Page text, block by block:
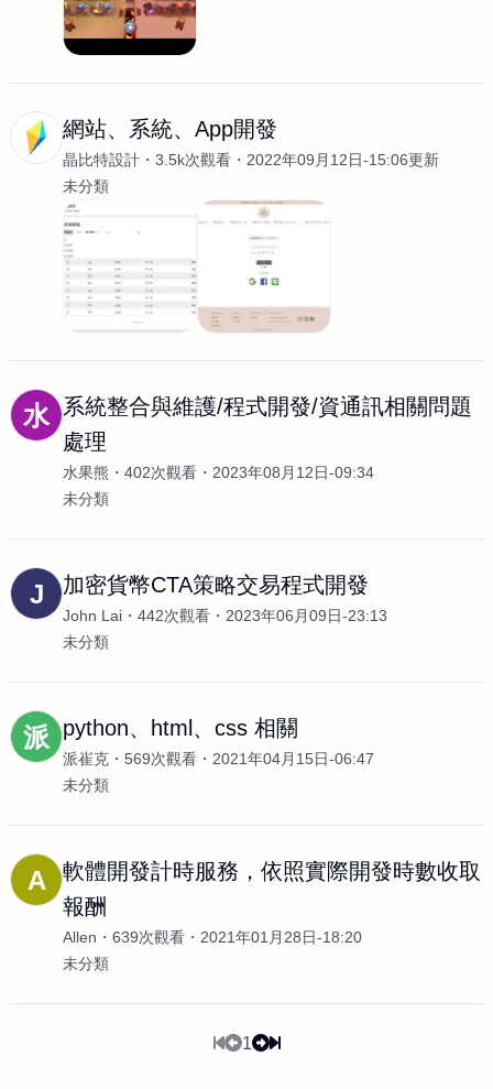
網站、系統、App開發
晶比特設計 3.5k次觀看
2022年09月12日-15:06更新
未分類
水
系統整合與維護/程式開發/資通訊相關問題
處理
水果熊 402次觀看
2023年08月12日-09:34
未分類
J 加密貨幣CTA策略交易程式開發
John Lai 442次觀看
2023年06月09日-23:13
未分類
派 python、html、css 相關
派崔克 569次觀看
2021年04月15日-06:47
未分類
A
軟體開發計時服務，依照實際開發時數收取
報酬
Allen 639次觀看
2021年01月28日-18:20
未分類
1